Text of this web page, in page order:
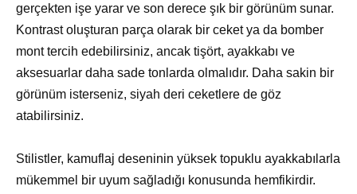
gerçekten işe yarar ve son derece şık bir görünüm sunar.
Kontrast oluşturan parça olarak bir ceket ya da bomber
mont tercih edebilirsiniz, ancak tişört, ayakkabı ve
aksesuarlar daha sade tonlarda olmalıdır. Daha sakin bir
görünüm isterseniz, siyah deri ceketlere de göz
atabilirsiniz.
Stilistler, kamuflaj deseninin yüksek topuklu ayakkabılarla
mükemmel bir uyum sağladığı konusunda hemfikirdir.